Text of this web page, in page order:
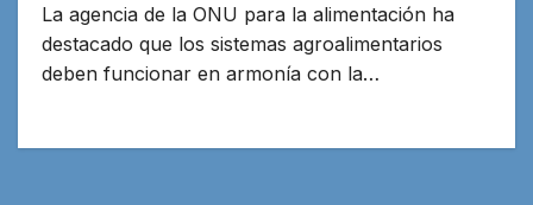
La agencia de la ONU para la alimentación ha
destacado que los sistemas agroalimentarios
deben funcionar en armonía con la…